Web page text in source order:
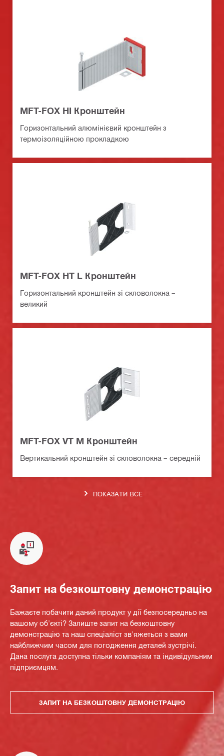
MFT-FOX HI Кронштейн
Горизонтальний алюмінієвий кронштейн з
термоізоляційною прокладкою
MFT-FOX HT L Кронштейн
Горизонтальний кронштейн зі скловолокна –
великий
MFT-FOX VT M Кронштейн
Вертикальний кронштейн зі скловолокна – середній
ПОКАЗАТИ ВСЕ
Запит на безкоштовну демонстрацію
Бажаєте побачити даний продукт у дії безпосередньо на
вашому об'єкті? Залиште запит на безкоштовну
демонстрацію та наш спеціаліст зв'яжеться з вами
найближчим часом для погодження деталей зустрічі.
Дана послуга доступна тільки компаніям та індивідульним
підприємцям.
ЗАПИТ НА БЕЗКОШТОВНУ ДЕМОНСТРАЦІЮ